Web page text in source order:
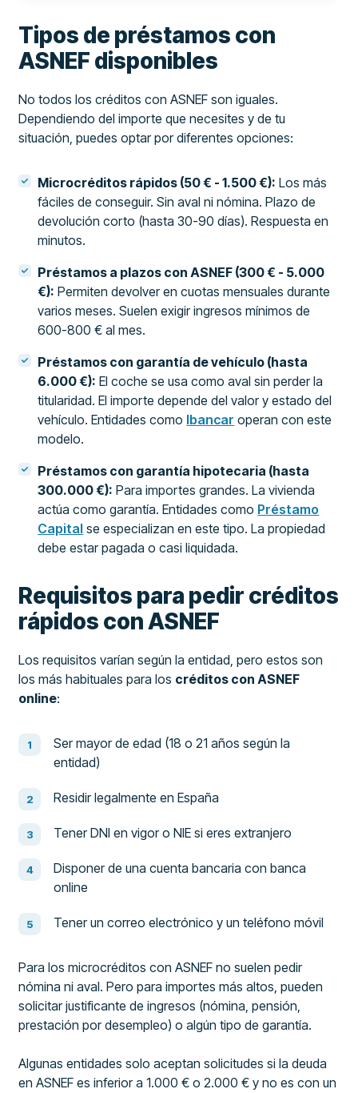
Tipos de préstamos con
ASNEF disponibles
No todos los créditos con ASNEF son iguales.
Dependiendo del importe que necesites y de tu
situación, puedes optar por diferentes opciones:
Microcréditos rápidos (50 € - 1.500 €): Los más
fáciles de conseguir. Sin aval ni nómina. Plazo de
devolución corto (hasta 30-90 días). Respuesta en
minutos.
Préstamos a plazos con ASNEF (300 € - 5.000
€): Permiten devolver en cuotas mensuales durante
varios meses. Suelen exigir ingresos mínimos de
600-800 € al mes.
Préstamos con garantía de vehículo (hasta
6.000 €): El coche se usa como aval sin perder la
titularidad. El importe depende del valor y estado del
vehículo. Entidades como Ibancar operan con este
modelo.
Préstamos con garantía hipotecaria (hasta
300.000 €): Para importes grandes. La vivienda
actúa como garantía. Entidades como Préstamo
Capital se especializan en este tipo. La propiedad
debe estar pagada o casi liquidada.
Requisitos para pedir créditos
rápidos con ASNEF
Los requisitos varían según la entidad, pero estos son
los más habituales para los créditos con ASNEF
online:
Ser mayor de edad (18 o 21 años según la
entidad)
Residir legalmente en España
Tener DNI en vigor o NIE si eres extranjero
Disponer de una cuenta bancaria con banca
online
Tener un correo electrónico y un teléfono móvil
Para los microcréditos con ASNEF no suelen pedir
nómina ni aval. Pero para importes más altos, pueden
solicitar justificante de ingresos (nómina, pensión,
prestación por desempleo) o algún tipo de garantía.
Algunas entidades solo aceptan solicitudes si la deuda
en ASNEF es inferior a 1.000 € o 2.000 € y no es con un